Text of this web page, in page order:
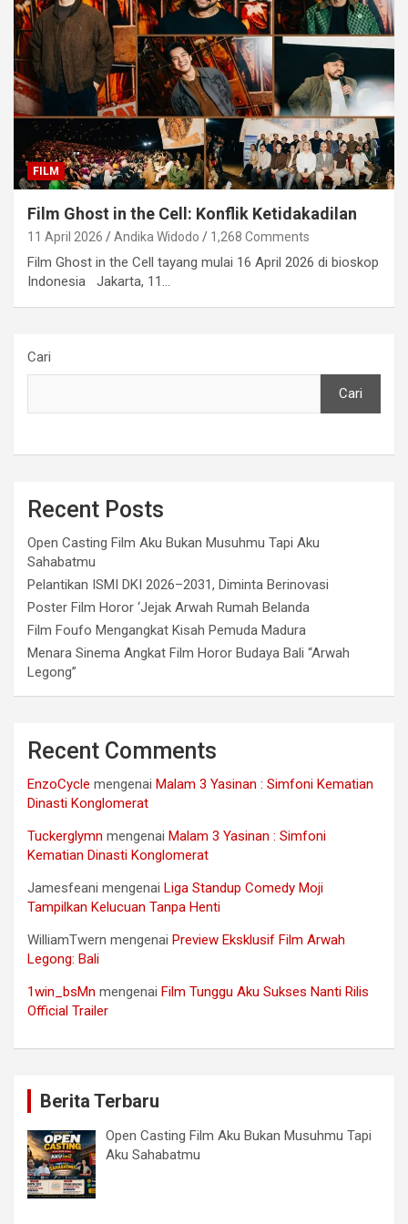
FILM
Film Ghost in the Cell: Konflik Ketidakadilan
11 April 2026 Andika Widodo 1,268 Comments
Film Ghost in the Cell tayang mulai 16 April 2026 di bioskop
Indonesia Jakarta, 11…
Cari
Cari
Recent Posts
Open Casting Film Aku Bukan Musuhmu Tapi Aku
Sahabatmu
Pelantikan ISMI DKI 2026–2031, Diminta Berinovasi
Poster Film Horor ‘Jejak Arwah Rumah Belanda
Film Foufo Mengangkat Kisah Pemuda Madura
Menara Sinema Angkat Film Horor Budaya Bali “Arwah
Legong”
Recent Comments
EnzoCycle mengenai Malam 3 Yasinan : Simfoni Kematian
Dinasti Konglomerat
Tuckerglymn mengenai Malam 3 Yasinan : Simfoni
Kematian Dinasti Konglomerat
Jamesfeani mengenai Liga Standup Comedy Moji
Tampilkan Kelucuan Tanpa Henti
WilliamTwern mengenai Preview Eksklusif Film Arwah
Legong: Bali
1win_bsMn mengenai Film Tunggu Aku Sukses Nanti Rilis
Official Trailer
Berita Terbaru
Open Casting Film Aku Bukan Musuhmu Tapi
Aku Sahabatmu